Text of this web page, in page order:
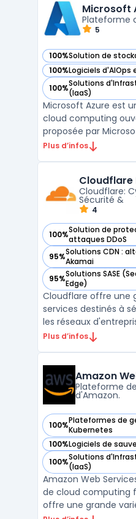
d'applications dans
environnements de
Open ...
Microsoft
Plateforme
5
100%Solution de
— voir Microsoft Azure
100%Logiciels
— voir Microsoft Azure
100%Solutions
(IaaS)
— voir Microsoft Azure
Microsoft Azure est
cloud computing
proposée par
approche innovante
entreprises grâce à
mondiale, des
Plus d’infos
Cloudflare
Cloudflare:
Sécurité &
4
100%Solution de
attaques DDoS
— voir Cloudflare
95%Solutions CDN :
Akamai
— voir Cloudflare
95%Solutions SASE
Edge)
— voir Cloudflare
Cloudflare offre une
services destinés à
les réseaux
combinent sécurité,
réseaux. En
propose des
Plus d’infos
Amazon
Plateforme
d'Amazon.
100%Plateformes de
Kubernetes
— voir Amazon Web
100%Logiciels de
— voir Amazon Web
100%Solutions
(IaaS)
— voir Amazon Web
Amazon Web
de cloud computing
offre une grande